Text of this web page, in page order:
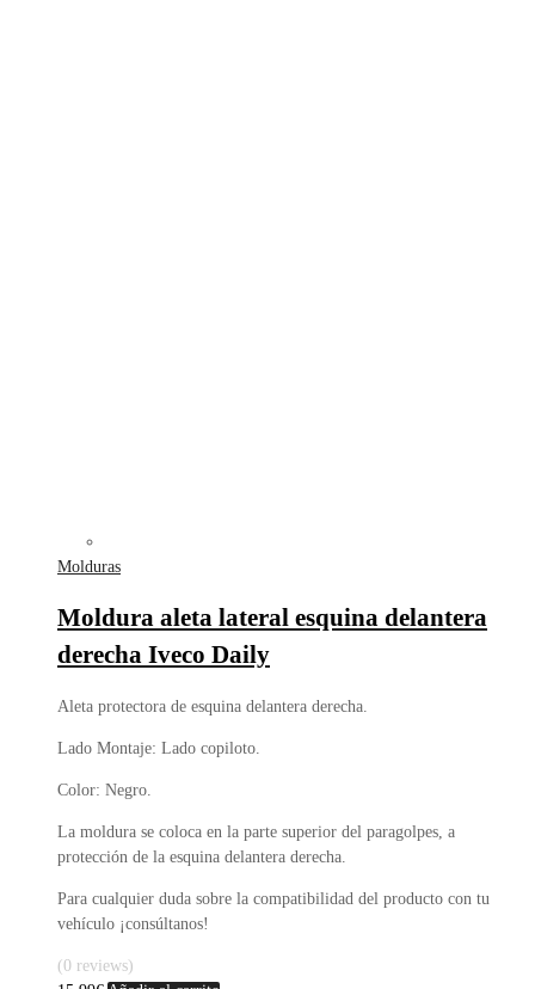
Molduras
Moldura aleta lateral esquina delantera
derecha Iveco Daily
Aleta protectora de esquina delantera derecha.
Lado Montaje: Lado copiloto.
Color: Negro.
La moldura se coloca en la parte superior del paragolpes, a
protección de la esquina delantera derecha.
Para cualquier duda sobre la compatibilidad del producto con tu
vehículo ¡consúltanos!
(0 reviews)